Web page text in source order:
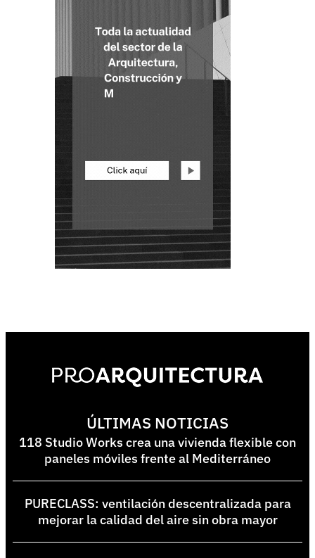
ÚLTIMAS NOTICIAS
118 Studio Works crea una vivienda flexible con
paneles móviles frente al Mediterráneo
PURECLASS: ventilación descentralizada para
mejorar la calidad del aire sin obra mayor